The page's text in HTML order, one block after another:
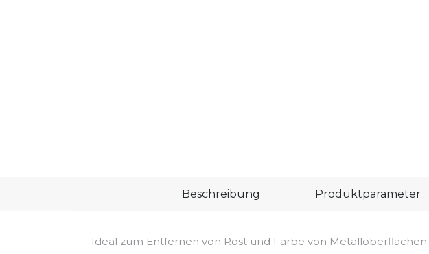
Beschreibung Produktparameter
Ideal zum Entfernen von Rost und Farbe von Metalloberflächen.